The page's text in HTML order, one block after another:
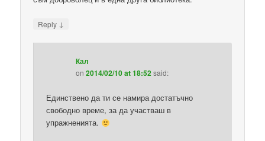
Reply ↓
Кал
on2014/02/10 at 18:52said:
Единствено да ти се намира достатъчно
свободно време, за да участваш в
упражненията.